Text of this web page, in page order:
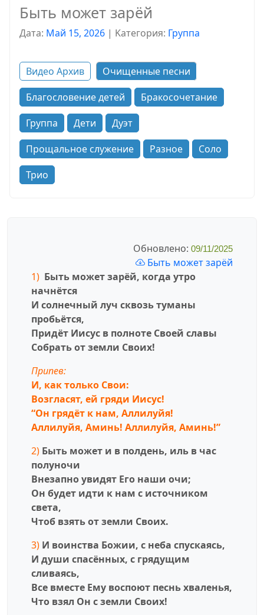
Быть может зарёй
Дата: Май 15, 2026 | Kатегория: Группа
Видео Архив
Очищенные песни
Благословение детей
Бракосочетание
Группа
Дети
Дуэт
Прощальное служение
Разное
Соло
Трио
Обновлено: 09/11/2025
Быть может зарёй
1) Быть может зарёй, когда утро
начнётся
И солнечный луч сквозь туманы
пробьётся,
Придёт Иисус в полноте Своей славы
Собрать от земли Своих!
Припев:
И, как только Свои:
Возгласят, ей гряди Иисус!
“Он грядёт к нам, Аллилуйя!
Аллилуйя, Аминь! Аллилуйя, Аминь!”
2) Быть может и в полдень, иль в час
полуночи
Внезапно увидят Его наши очи;
Он будет идти к нам с источником
света,
Чтоб взять от земли Своих.
3) И воинства Божии, c неба спускаясь,
И души спасённых, c грядущим
сливаясь,
Все вместе Ему воспоют песнь хваленья,
Что взял Он с земли Своих!